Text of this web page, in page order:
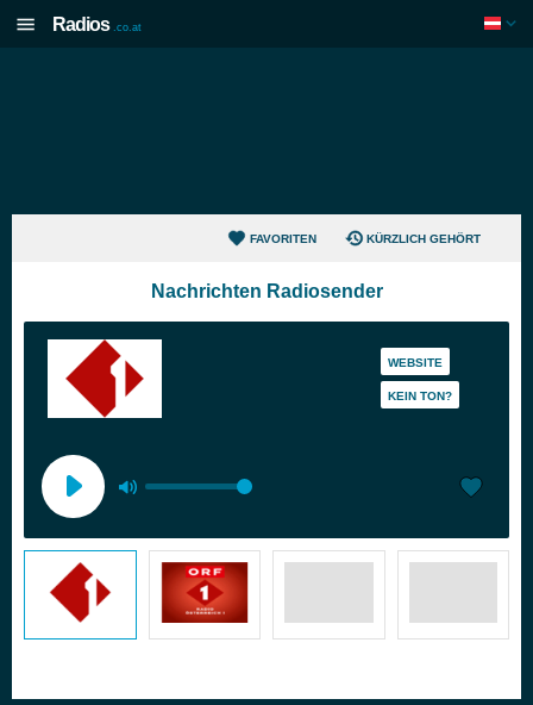
Radios .co.at
FAVORITEN KÜRZLICH GEHÖRT
Nachrichten Radiosender
WEBSITE
KEIN TON?